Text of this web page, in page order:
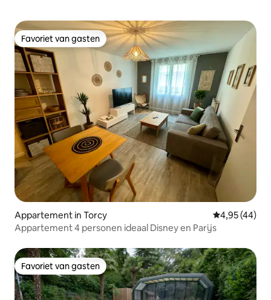
Favoriet van gasten
Favoriet van gasten
Appartement in Torcy Gemiddelde
4,95 (44)
Appartement 4 personen ideaal Disney en Parijs
Favoriet van gasten
Favoriet van gasten